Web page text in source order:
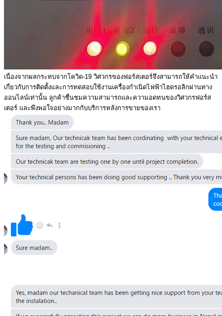
เนื่องจากผลกระทบจากโควิด-19 วิศวกรของฟอร์สเตอร์จึงสามารถให้คำแนะนำ
เกี่ยวกับการติดตั้งและการทดสอบใช้งานเครื่องกำเนิดไฟฟ้าไฮดรอลิกผ่านทาง
ออนไลน์เท่านั้น ลูกค้าชื่นชมความสามารถและความอดทนของวิศวกรฟอร์ส
เตอร์ และพึงพอใจอย่างมากกับบริการหลังการขายของเรา